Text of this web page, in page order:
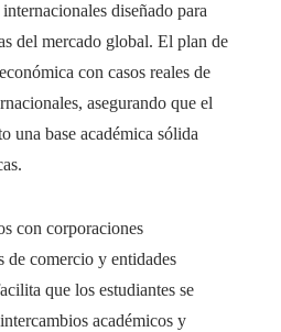
diseñado para
del mercado global. El plan de
con casos reales de
asegurando que el
una base académica sólida
con corporaciones
de comercio y entidades
que los estudiantes se
académicos y